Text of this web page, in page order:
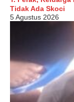
Tidak Ada Skoci
5 Agustus 2026